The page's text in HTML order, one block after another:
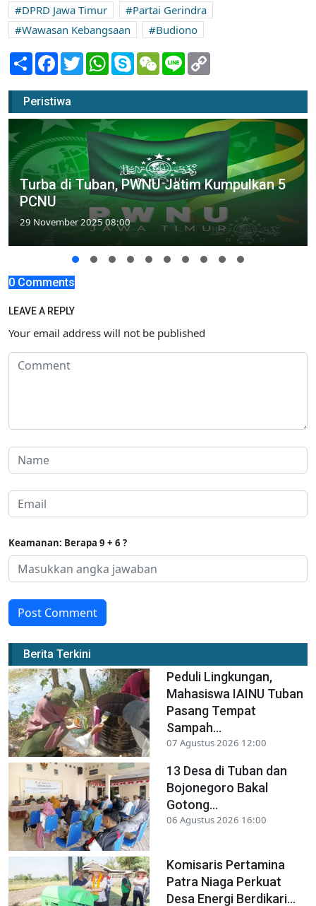
DPRD Jawa Timur
Partai Gerindra
Wawasan Kebangsaan
Budiono
Share Facebook
TwitterWhatsApp
SkypeWeChatLine
Peristiwa
Turba di Tuban, PWNU Jatim Kumpulkan 5
PCNU
29 November 2025 08:00
0 Comments
LEAVE A REPLY
Your email address will not be published
Keamanan: Berapa 9 + 6 ?
Post Comment
Berita Terkini
Peduli Lingkungan,
Mahasiswa IAINU Tuban
Pasang Tempat
Sampah...
07 Agustus 2026 12:00
13 Desa di Tuban dan
Bojonegoro Bakal
Gotong...
06 Agustus 2026 16:00
Komisaris Pertamina
Patra Niaga Perkuat
Desa Energi Berdikari...